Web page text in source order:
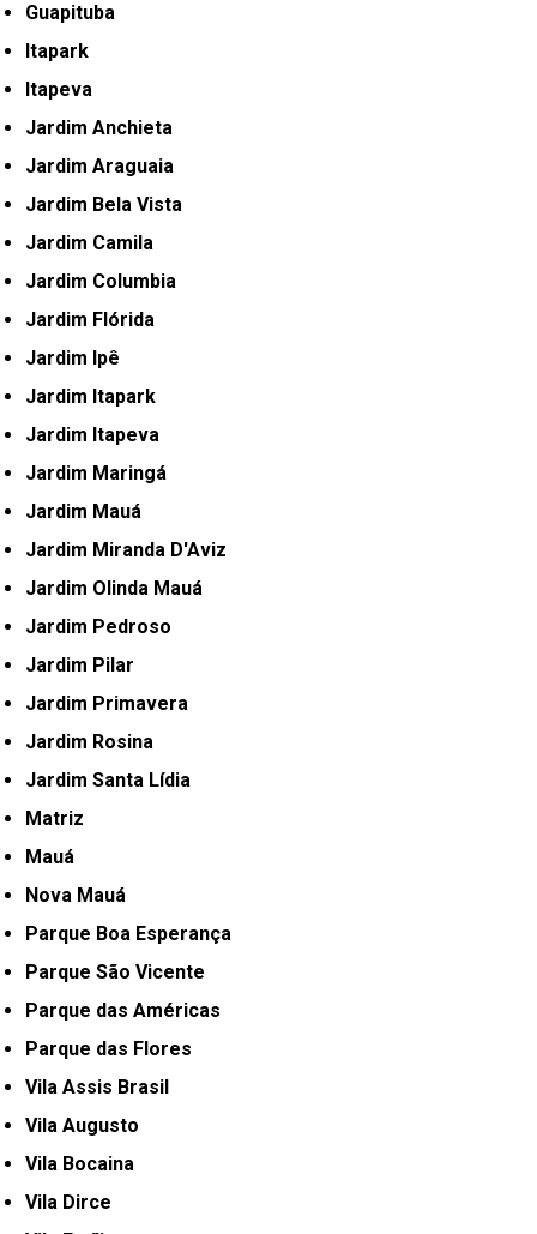
Guapituba
Itapark
Itapeva
Jardim Anchieta
Jardim Araguaia
Jardim Bela Vista
Jardim Camila
Jardim Columbia
Jardim Flórida
Jardim Ipê
Jardim Itapark
Jardim Itapeva
Jardim Maringá
Jardim Mauá
Jardim Miranda D'Aviz
Jardim Olinda Mauá
Jardim Pedroso
Jardim Pilar
Jardim Primavera
Jardim Rosina
Jardim Santa Lídia
Matriz
Mauá
Nova Mauá
Parque Boa Esperança
Parque São Vicente
Parque das Américas
Parque das Flores
Vila Assis Brasil
Vila Augusto
Vila Bocaina
Vila Dirce